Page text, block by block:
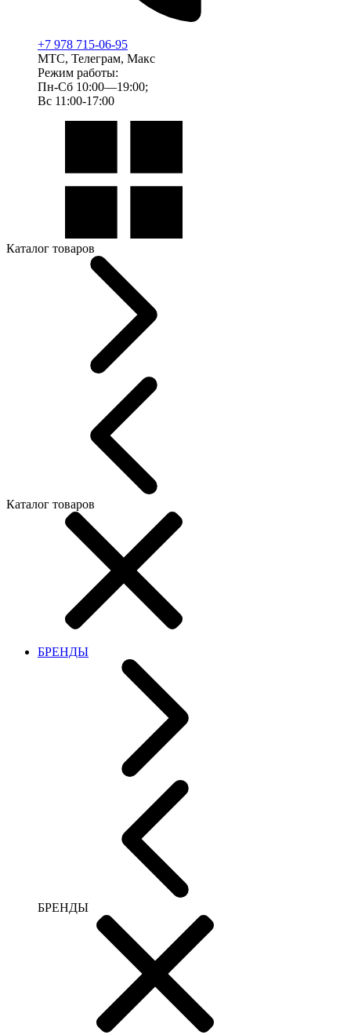
+7 978 715-06-95
МТС, Телеграм, Макс
Режим работы:
Пн-Сб 10:00—19:00;
Вс 11:00-17:00
Каталог товаров
Каталог товаров
БРЕНДЫ
БРЕНДЫ